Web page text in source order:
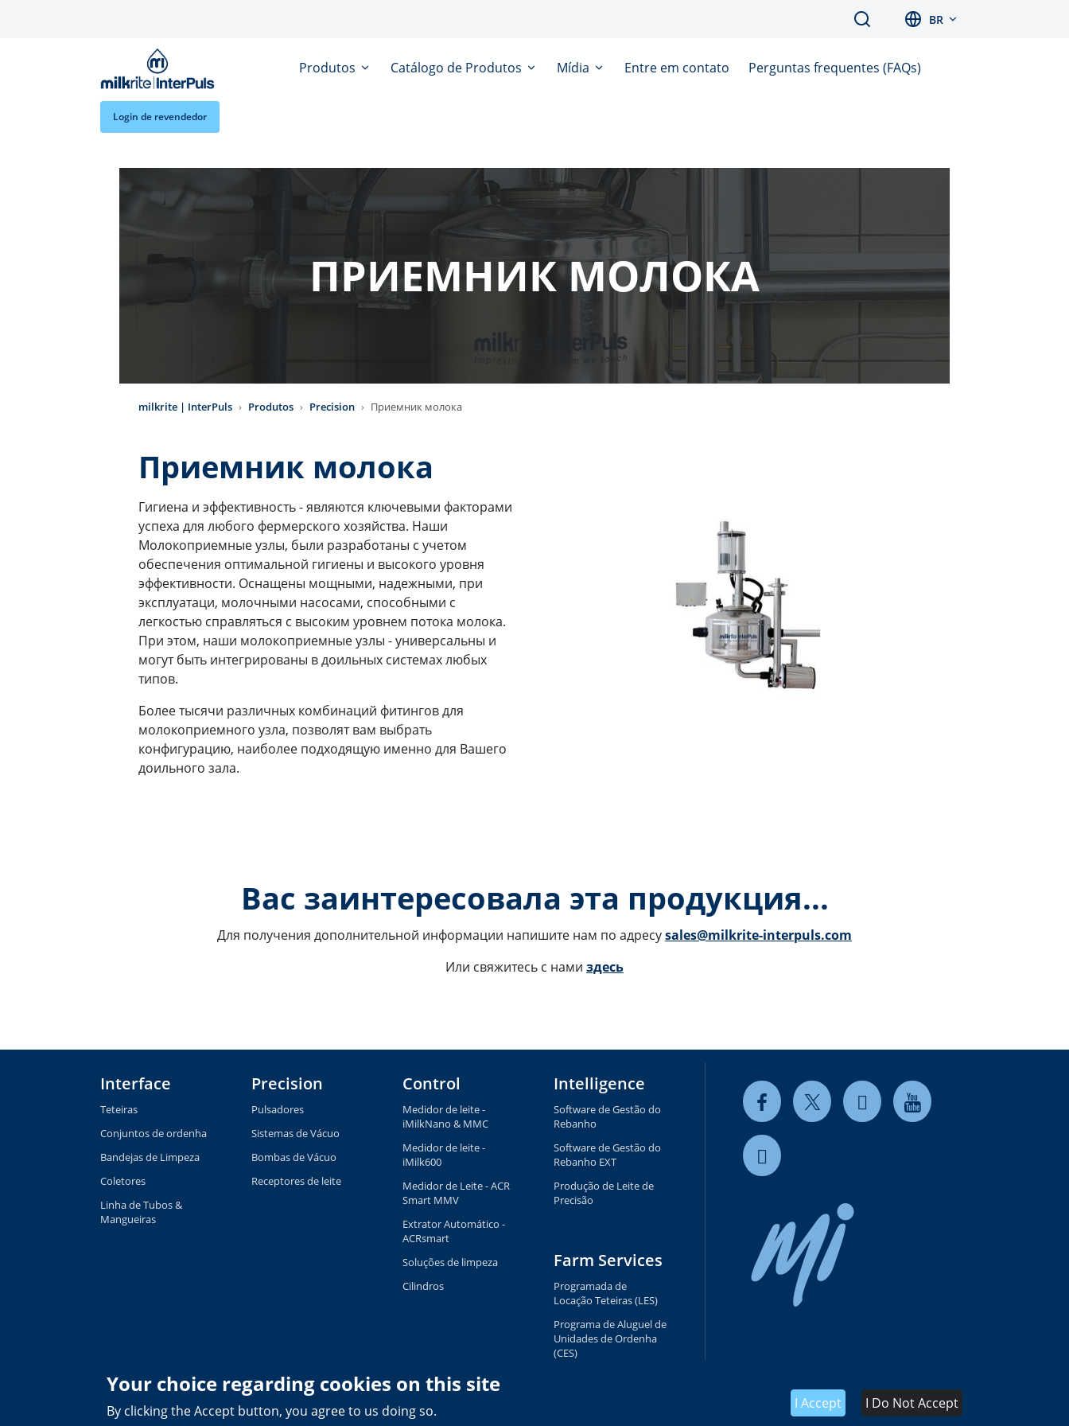
Search BR
Produtos Catálogo de Produtos Mídia Entre em contato Perguntas frequentes (FAQs)
Login de revendedor
ПРИЕМНИК МОЛОКА
milkrite | InterPuls Produtos Precision Приемник молока
Приемник молока
Гигиена и эффективность - являются ключевыми факторами
успеха для любого фермерского хозяйства. Наши
Молокоприемные узлы, были разработаны с учетом
обеспечения оптимальной гигиены и высокого уровня
эффективности. Оснащены мощными, надежными, при
эксплуатаци, молочными насосами, способными с
легкостью справляться с высоким уровнем потока молока.
При этом, наши молокоприемные узлы - универсальны и
могут быть интегрированы в доильных системах любых
типов.
Более тысячи различных комбинаций фитингов для
молокоприемного узла, позволят вам выбрать
конфигурацию, наиболее подходящую именно для Вашего
доильного зала.
Вас заинтересовала эта продукция...
Для получения дополнительной информации напишите нам по адресу sales@milkrite-interpuls.com
Или свяжитесь с нами здесь
Interface
Teteiras
Conjuntos de ordenha
Bandejas de Limpeza
Coletores
Linha de Tubos &
Mangueiras
Precision
Pulsadores
Sistemas de Vácuo
Bombas de Vácuo
Receptores de leite
Control
Medidor de leite -
iMilkNano & MMC
Medidor de leite -
iMilk600
Medidor de Leite - ACR
Smart MMV
Extrator Automático -
ACRsmart
Soluções de limpeza
Cilindros
Intelligence
Software de Gestão do
Rebanho
Software de Gestão do
Rebanho EXT
Produção de Leite de
Precisão
Farm Services
Programada de
Locação Teteiras (LES)
Programa de Aluguel de
Unidades de Ordenha
(CES)
Your choice regarding cookies on this site
By clicking the Accept button, you agree to us doing so. I Accept I Do Not Accept